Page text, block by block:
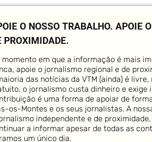
O NOSSO TRABALHO. APOIE
PROXIMIDADE.
momento em que a informação é mais
apoie o jornalismo regional e de
das notícias da VTM (ainda) é livre,
o jornalismo custa dinheiro e exige
é uma forma de apoiar de
os-Montes e os seus jornalistas. A
independente e de proximidade,
a informar apesar de todas as
um único dia.